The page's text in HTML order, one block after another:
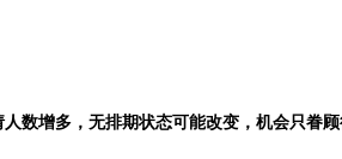
数增多，无排期状态可能改变，机会只眷顾